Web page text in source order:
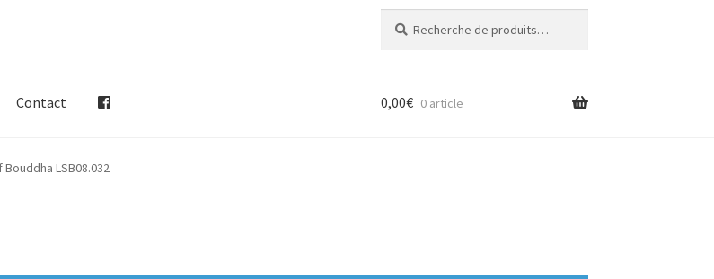
pour :
Contact 0,00€ 0 article
LSB08.032